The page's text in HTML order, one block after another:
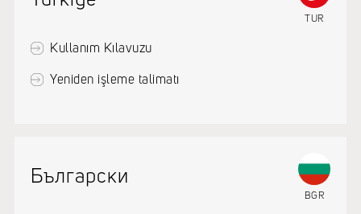
TUR
Kullanım Kılavuzu
Yeniden işleme talimatı
Български
BGR